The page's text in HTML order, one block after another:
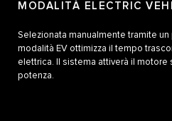
MODALITÀ ELECTRIC
Selezionata manualmente tramite
modalità EV ottimizza il tempo
elettrica. Il sistema attiverà il motore
potenza.